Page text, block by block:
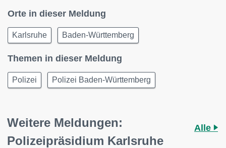
Orte in dieser Meldung
Karlsruhe Baden-Württemberg
Themen in dieser Meldung
Polizei Polizei Baden-Württemberg
Weitere Meldungen:
Polizeipräsidium Karlsruhe
Alle